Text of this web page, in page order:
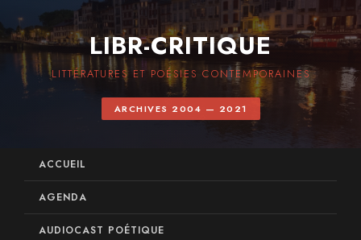
LIBR-CRITIQUE
LITTÉRATURES ET POÉSIES CONTEMPORAINES
ARCHIVES 2004 — 2021
ACCUEIL
AGENDA
AUDIOCAST POÉTIQUE